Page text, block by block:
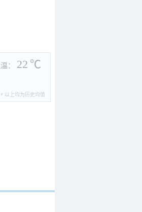
： 22 ℃
* 以上均为历史均值